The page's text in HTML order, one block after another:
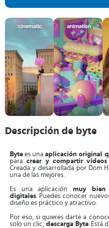
Descripción de byte
Byte es unaaplicación original
para crear y compartir videos
Creada y desarrollada por Dom
una de las mejores.
Es una aplicaciónmuy bien
digitales. Puedes conocer
diseño es práctico y atractivo.
Por eso, si quieres darte a
solo un clic, descarga Byte. Está